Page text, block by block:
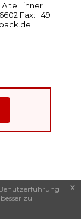
Linner
Fax: +49
zu
x